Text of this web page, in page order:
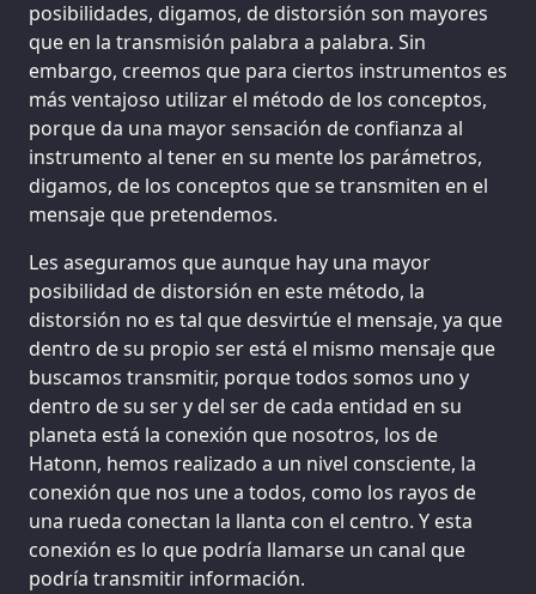
posibilidades, digamos, de distorsión son mayores
que en la transmisión palabra a palabra. Sin
embargo, creemos que para ciertos instrumentos es
más ventajoso utilizar el método de los conceptos,
porque da una mayor sensación de confianza al
instrumento al tener en su mente los parámetros,
digamos, de los conceptos que se transmiten en el
mensaje que pretendemos.
Les aseguramos que aunque hay una mayor
posibilidad de distorsión en este método, la
distorsión no es tal que desvirtúe el mensaje, ya que
dentro de su propio ser está el mismo mensaje que
buscamos transmitir, porque todos somos uno y
dentro de su ser y del ser de cada entidad en su
planeta está la conexión que nosotros, los de
Hatonn, hemos realizado a un nivel consciente, la
conexión que nos une a todos, como los rayos de
una rueda conectan la llanta con el centro. Y esta
conexión es lo que podría llamarse un canal que
podría transmitir información.